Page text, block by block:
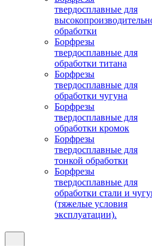
твердосплавные для
обработки
Борфрезы
твердосплавные для
обработки титана
Борфрезы
твердосплавные для
обработки чугуна
Борфрезы
твердосплавные для
обработки кромок
Борфрезы
твердосплавные для
тонкой обработки
Борфрезы
твердосплавные для
обработки стали и
(тяжелые условия
эксплуатации).